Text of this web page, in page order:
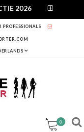
2026
PROFESSIONALS
0